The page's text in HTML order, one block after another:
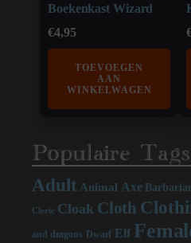
Boekenkast Wizard
€4,95
TOEVOEGEN
AAN
WINKELWAGEN
Populaire Tags
Adult Animal Axe
Cleric Cloak Cloth
and dragons Dwarf Elf